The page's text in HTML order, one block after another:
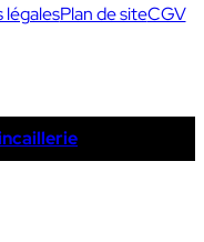
Plan de siteCGV